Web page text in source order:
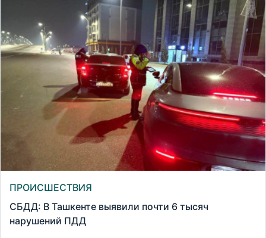
ПРОИСШЕСТВИЯ
СБДД: В Ташкенте выявили почти 6 тысяч
нарушений ПДД